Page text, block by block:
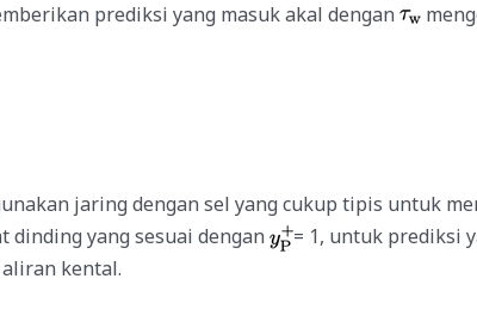
prediksi yang masuk akal dengan
jaring dengan sel yang cukup tipis untuk
dinding yang sesuai dengan = 1, untuk prediksi
kental.